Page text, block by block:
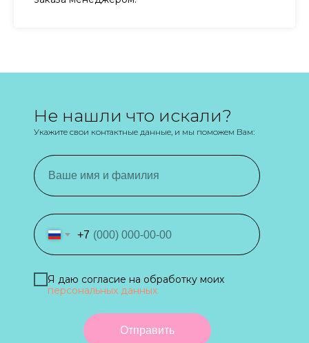
+7
Я даю согласие на обработку моих
персональных данных
Отправить
Не нашли что искали?
Укажите свои контактные данные, и мы поможем Вам: